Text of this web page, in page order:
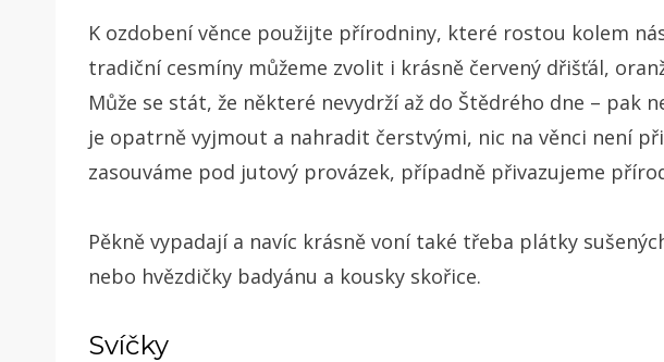
K ozdobení věnce použijte přírodniny, které rostou kolem
tradiční cesmíny můžeme zvolit i krásně červený dřišťál,
Může se stát, že některé nevydrží až do Štědrého dne – pak
je opatrně vyjmout a nahradit čerstvými, nic na věnci není
zasouváme pod jutový provázek, případně přivazujeme
Pěkně vypadají a navíc krásně voní také třeba plátky
nebo hvězdičky badyánu a kousky skořice.
Svíčky